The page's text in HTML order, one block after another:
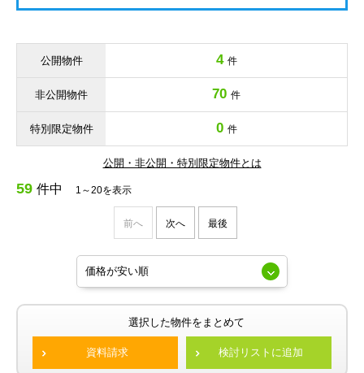
公開物件 4 件
非公開物件 70 件
特別限定物件 0 件
公開・非公開・特別限定物件とは
59 件中 1～20を表示
前へ 次へ 最後
選択した物件をまとめて
資料請求 検討リストに追加